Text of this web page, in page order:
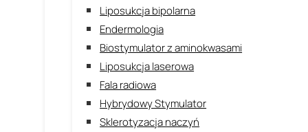
Liposukcja bipolarna
Endermologia
Biostymulator z aminokwasami
Liposukcja laserowa
Fala radiowa
Hybrydowy Stymulator
Sklerotyzacja naczyń